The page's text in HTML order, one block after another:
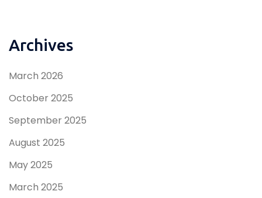
Archives
March 2026
October 2025
September 2025
August 2025
May 2025
March 2025